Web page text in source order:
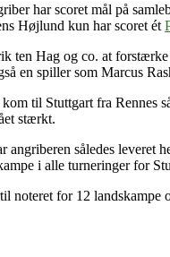
har scoret mål på
Højlund kun har scoret ét
ten Hag og co. at
en spiller som Marcus
til Stuttgart fra Rennes
stærkt.
angriberen således leveret
i alle turneringer for
noteret for 12 landskampe